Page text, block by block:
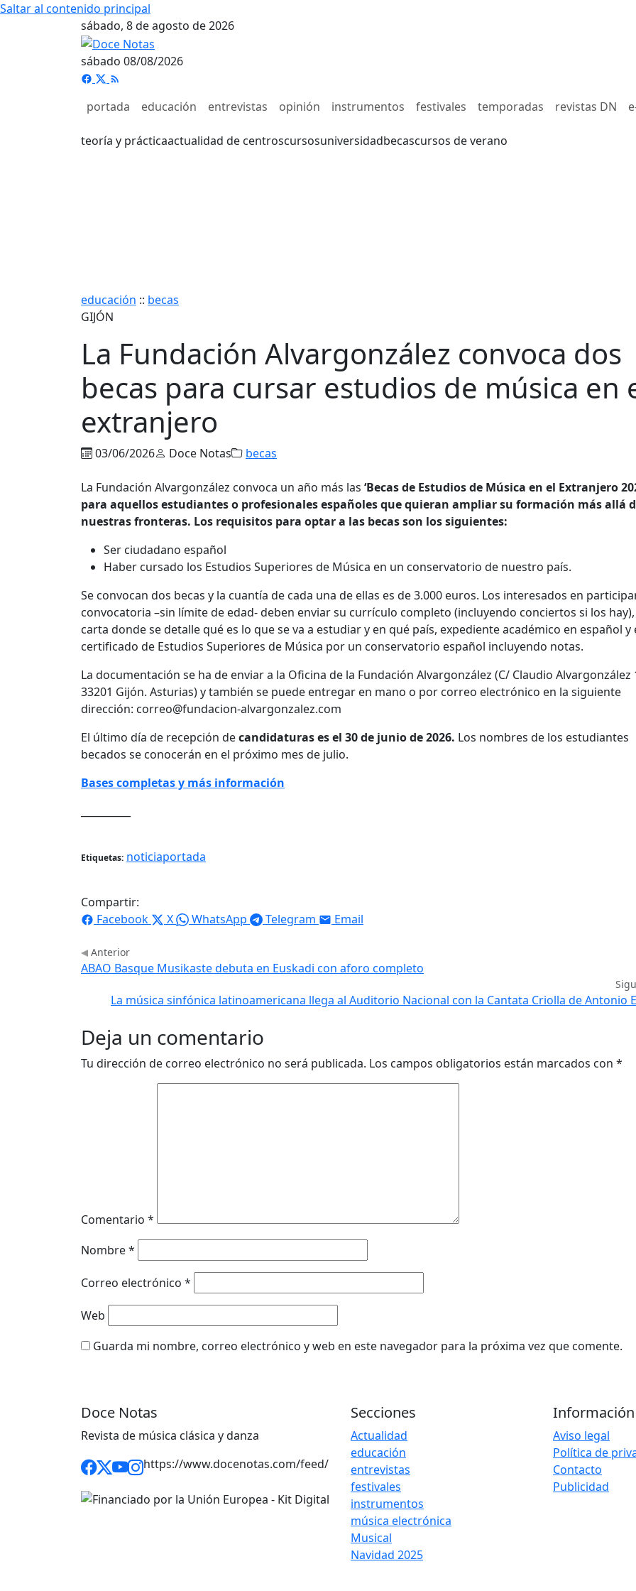
Saltar al contenido principal
sábado, 8 de agosto de 2026
sábado 08/08/2026
portada educación entrevistas opinión instrumentos festivales temporadas revistas DN
teoría y prácticaactualidad de centroscursosuniversidadbecascursos de verano
educación :: becas
GIJÓN
La Fundación Alvargonzález convoca dos
becas para cursar estudios de música en
extranjero
03/06/2026 Doce Notas becas
La Fundación Alvargonzález convoca un año más las ‘Becas de Estudios de Música en el Extranjero
para aquellos estudiantes o profesionales españoles que quieran ampliar su formación más allá
nuestras fronteras. Los requisitos para optar a las becas son los siguientes:
Ser ciudadano español
Haber cursado los Estudios Superiores de Música en un conservatorio de nuestro país.
Se convocan dos becas y la cuantía de cada una de ellas es de 3.000 euros. Los interesados en
convocatoria –sin límite de edad- deben enviar su currículo completo (incluyendo conciertos si los
carta donde se detalle qué es lo que se va a estudiar y en qué país, expediente académico en español y
certificado de Estudios Superiores de Música por un conservatorio español incluyendo notas.
La documentación se ha de enviar a la Oficina de la Fundación Alvargonzález (C/ Claudio Alvargonzález
33201 Gijón. Asturias) y también se puede entregar en mano o por correo electrónico en la siguiente
dirección: correo@fundacion-alvargonzalez.com
El último día de recepción decandidaturas es el 30 de junio de 2026. Los nombres de los estudiantes
becados se conocerán en el próximo mes de julio.
Bases completas y más información
Etiquetas: noticiaportada
Compartir:
Facebook
X WhatsApp Telegram Email
Anterior
ABAO Basque Musikaste debuta en Euskadi con aforo completo
La música sinfónica latinoamericana llega al Auditorio Nacional con la Cantata Criolla de Antonio
Deja un comentario
Tu dirección de correo electrónico no será publicada. Los campos obligatorios están marcados con *
Comentario *
Nombre*
Correo electrónico *
Web
Guarda mi nombre, correo electrónico y web en este navegador para la próxima vez que comente.
Doce Notas
Revista de música clásica y danza
https://www.docenotas.com/feed/
Secciones
Actualidad
educación
entrevistas
festivales
instrumentos
música electrónica
Musical
Navidad 2025
Información
Aviso legal
Política de
Contacto
Publicidad